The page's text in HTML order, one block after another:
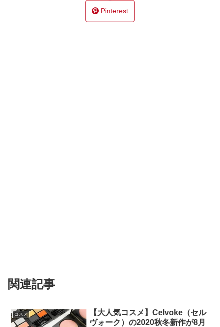
Pinterest
関連記事
コスメ
【大人気コスメ】Celvoke（セル
ヴォーク）の2020秋冬新作が8月